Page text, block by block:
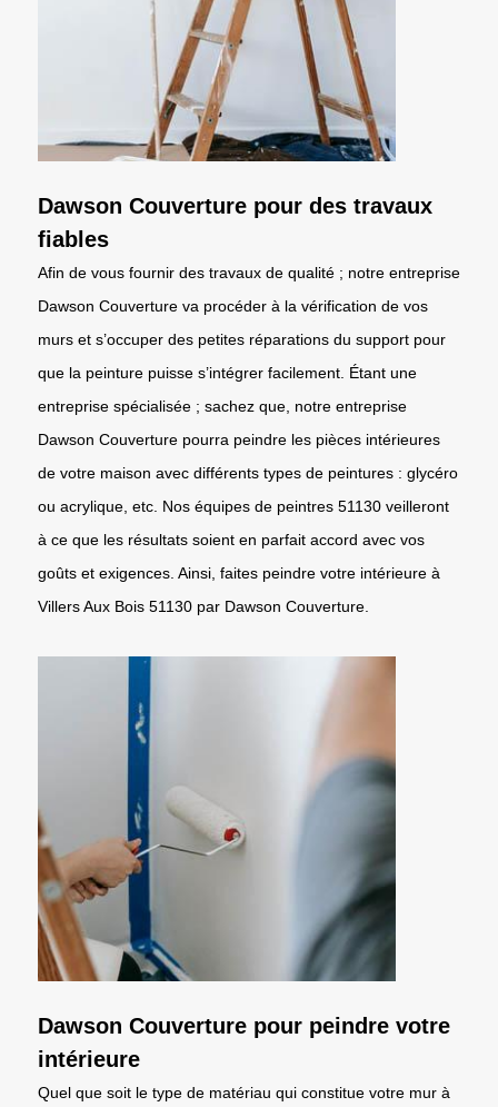
Dawson Couverture pour des travaux
fiables
Afin de vous fournir des travaux de qualité ; notre entreprise
Dawson Couverture va procéder à la vérification de vos
murs et s’occuper des petites réparations du support pour
que la peinture puisse s’intégrer facilement. Étant une
entreprise spécialisée ; sachez que, notre entreprise
Dawson Couverture pourra peindre les pièces intérieures
de votre maison avec différents types de peintures : glycéro
ou acrylique, etc. Nos équipes de peintres 51130 veilleront
à ce que les résultats soient en parfait accord avec vos
goûts et exigences. Ainsi, faites peindre votre intérieure à
Villers Aux Bois 51130 par Dawson Couverture.
Dawson Couverture pour peindre votre
intérieure
Quel que soit le type de matériau qui constitue votre mur à